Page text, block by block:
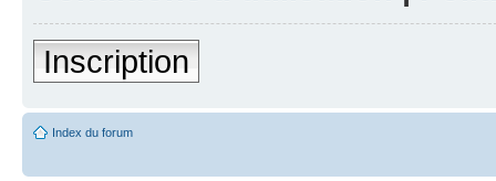
Inscription
Index du forum